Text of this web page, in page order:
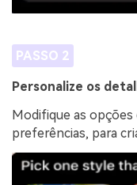
PASSO 2
Personalize os
Modifique as
preferências, para